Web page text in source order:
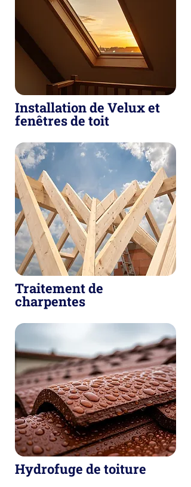
Installation de Velux et
fenêtres de toit
Traitement de
charpentes
Hydrofuge de toiture